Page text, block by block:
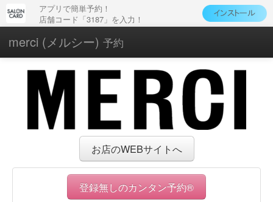
アプリで簡単予約！
店舗コード「3187」を入力！
merci (メルシー) 予約
お店のWEBサイトへ
登録無しのカンタン予約®